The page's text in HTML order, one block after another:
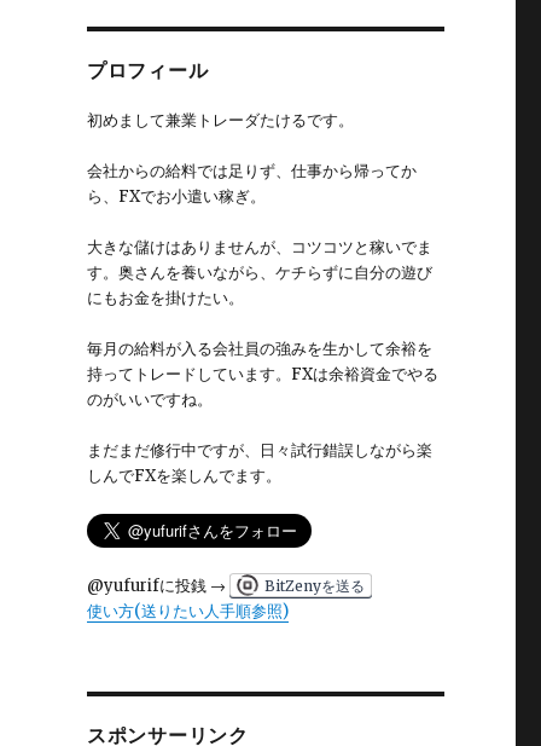
プロフィール
初めまして兼業トレーダたけるです。
会社からの給料では足りず、仕事から帰ってか
ら、FXでお小遣い稼ぎ。
大きな儲けはありませんが、コツコツと稼いでま
す。奥さんを養いながら、ケチらずに自分の遊び
にもお金を掛けたい。
毎月の給料が入る会社員の強みを生かして余裕を
持ってトレードしています。FXは余裕資金でやる
のがいいですね。
まだまだ修行中ですが、日々試行錯誤しながら楽
しんでFXを楽しんでます。
@yufurifに投銭 → BitZenyを送る
使い方(送りたい人手順参照)
スポンサーリンク